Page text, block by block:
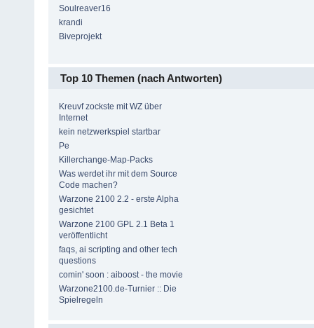
Soulreaver16
krandi
Biveprojekt
Top 10 Themen (nach Antworten)
Kreuvf zockste mit WZ über
Internet
kein netzwerkspiel startbar
Pe
Killerchange-Map-Packs
Was werdet ihr mit dem Source
Code machen?
Warzone 2100 2.2 - erste Alpha
gesichtet
Warzone 2100 GPL 2.1 Beta 1
veröffentlicht
faqs, ai scripting and other tech
questions
comin' soon : aiboost - the movie
Warzone2100.de-Turnier :: Die
Spielregeln